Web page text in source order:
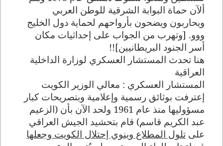
ألآن حماة البوابة الشرقية للوطن العربي
ويحاربون ويضحون بأرواحهم لحماية دول الخليج
ووو. [وتهرب من الجواب على إحداثيات مكان
أسر الجنود البريطانيين]!!
هنا تحدث المستشار العسكري لوزارة الداخلية
العراقية
المستشار العسكري : معالي الوزير الكويت
إعترفت بوثائق رسمية وإعلامية وبتصريحات كبار
مسؤوليها منذ عام 1961 ولحد الآن بأن (الزعيم
عبد الكريم قاسم) قام بتحشيد الجيش العراقي
على تلول المطلاع وينوي إحتلال الكويت وجعلها